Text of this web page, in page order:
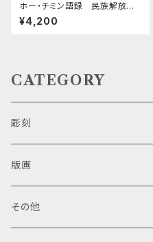
ホー・チミン語録 民族解放の
ために
¥4,200
CATEGORY
彫刻
版画
その他